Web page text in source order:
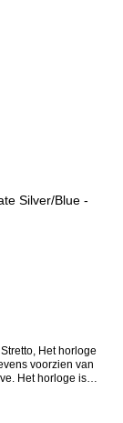
Silver/Blue -
Het horloge
voorzien van
Het horloge is